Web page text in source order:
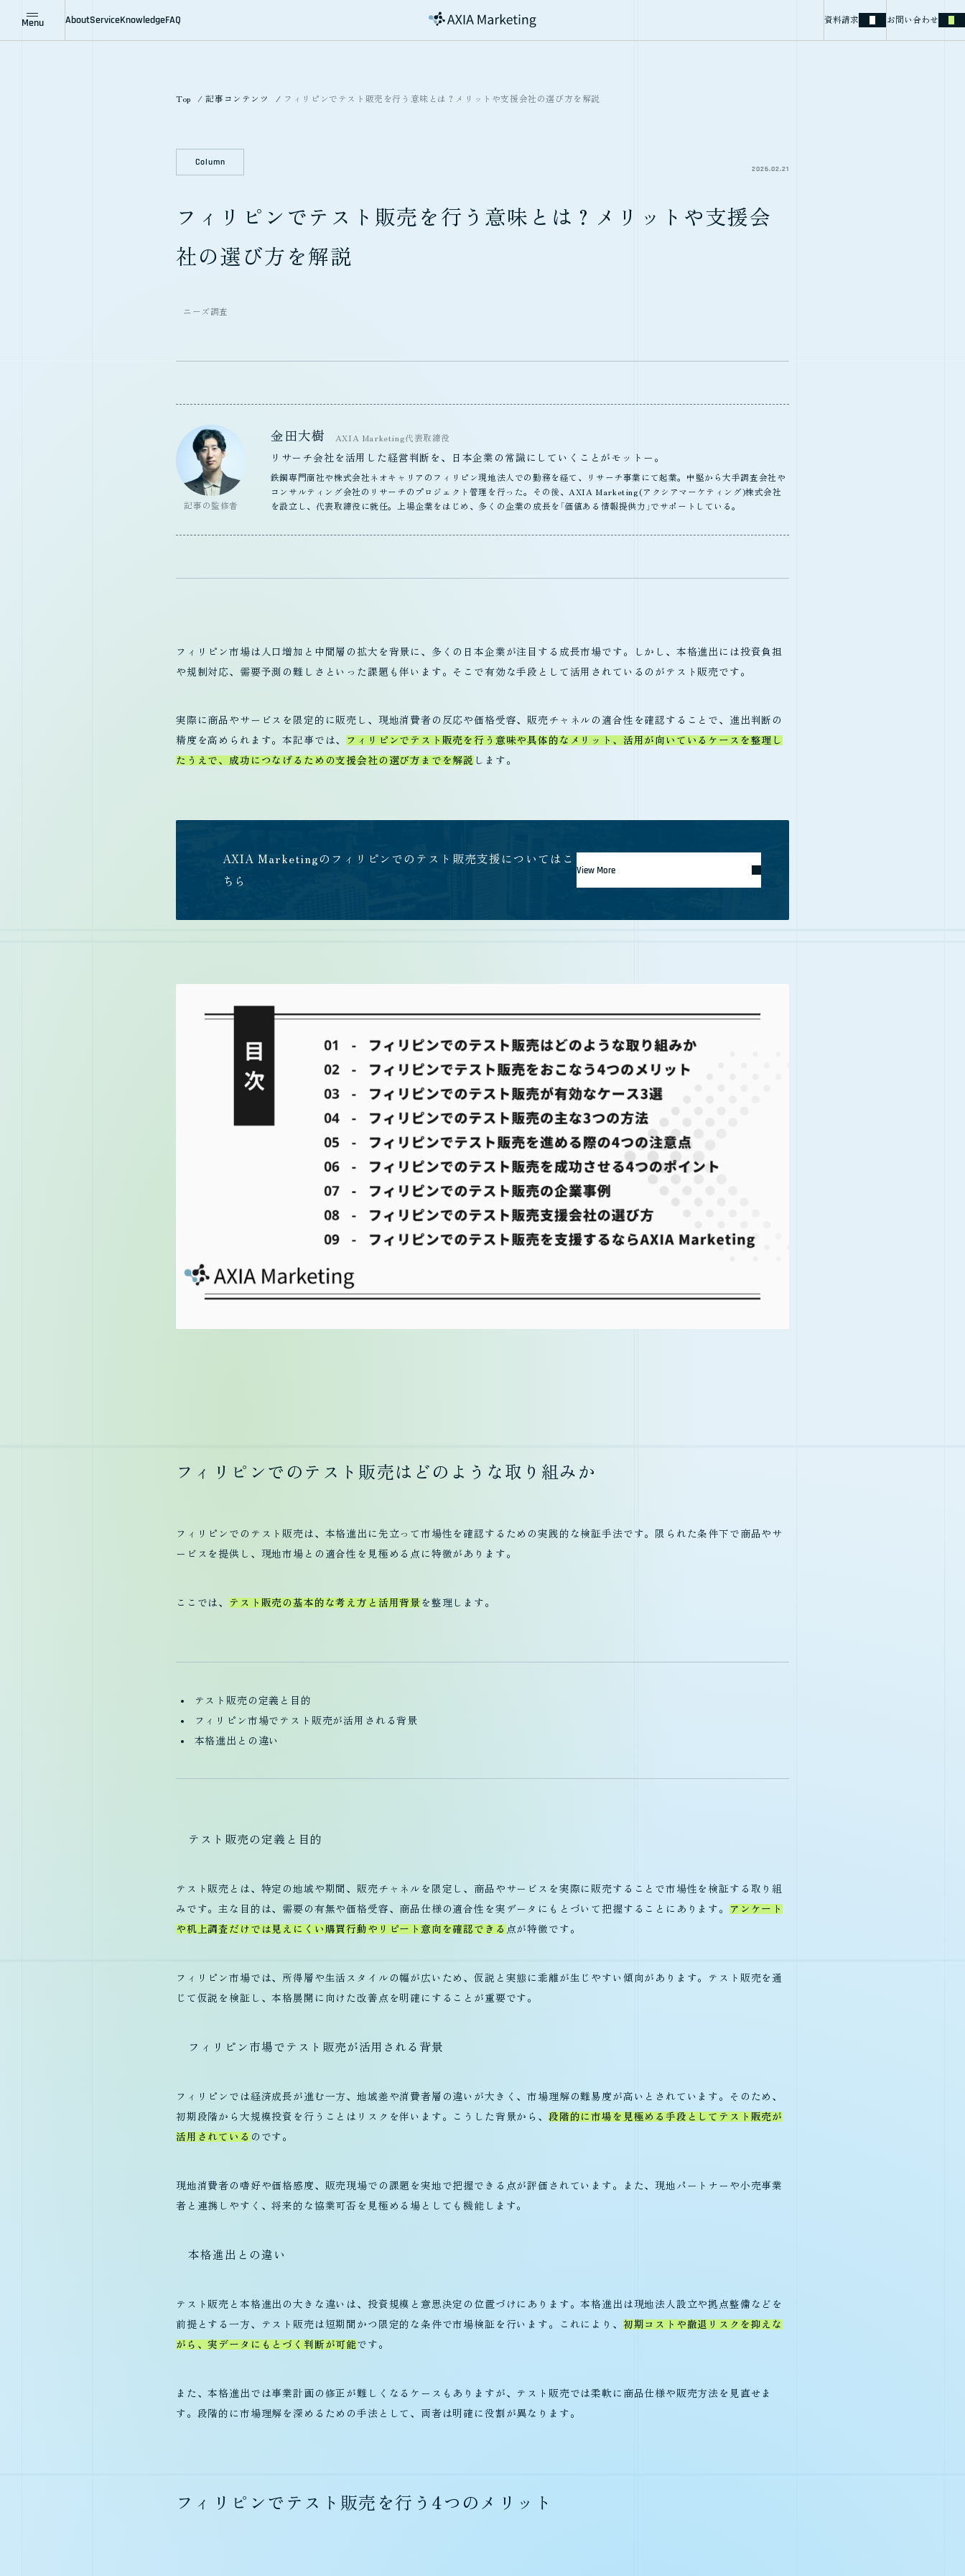
Menu AboutServiceKnowledgeFAQ 資料請求 お問い合わせ
Top 記事コンテンツ フィリピンでテスト販売を行う意味とは？メリットや支援会社の選び方を解説
Column
2026.02.21
フィリピンでテスト販売を行う意味とは？メリットや支援会
社の選び方を解説
ニーズ調査
記事の監修者
金田大樹 AXIA Marketing代表取締役
リサーチ会社を活用した経営判断を、日本企業の常識にしていくことがモットー。
鉄鋼専門商社や株式会社ネオキャリアのフィリピン現地法人での勤務を経て、リサーチ事業にて起業。中堅から大手調査会社や
コンサルティング会社のリサーチのプロジェクト管理を行った。その後、AXIA Marketing(アクシアマーケティング)株式会社
を設立し、代表取締役に就任。上場企業をはじめ、多くの企業の成長を「価値ある情報提供力」でサポートしている。
フィリピン市場は人口増加と中間層の拡大を背景に、多くの日本企業が注目する成長市場です。しかし、本格進出には投資負担
や規制対応、需要予測の難しさといった課題も伴います。そこで有効な手段として活用されているのがテスト販売です。
実際に商品やサービスを限定的に販売し、現地消費者の反応や価格受容、販売チャネルの適合性を確認することで、進出判断の
精度を高められます。本記事では、
フィリピンでテスト販売を行う意味や具体的なメリット、活用が向いているケースを整理し
たうえで、成功につなげるための支援会社の選び方までを解説 します。
AXIA Marketingのフィリピンでのテスト販売支援についてはこ
ちら
View More
フィリピンでのテスト販売はどのような取り組みか
フィリピンでのテスト販売は、本格進出に先立って市場性を確認するための実践的な検証手法です。限られた条件下で商品やサ
ービスを提供し、現地市場との適合性を見極める点に特徴があります。
ここでは、 テスト販売の基本的な考え方と活用背景 を整理します。
テスト販売の定義と目的
フィリピン市場でテスト販売が活用される背景
本格進出との違い
テスト販売の定義と目的
テスト販売とは、特定の地域や期間、販売チャネルを限定し、商品やサービスを実際に販売することで市場性を検証する取り組
みです。主な目的は、需要の有無や価格受容、商品仕様の適合性を実データにもとづいて把握することにあります。
アンケート
や机上調査だけでは見えにくい購買行動やリピート意向を確認できる 点が特徴です。
フィリピン市場では、所得層や生活スタイルの幅が広いため、仮説と実態に乖離が生じやすい傾向があります。テスト販売を通
じて仮説を検証し、本格展開に向けた改善点を明確にすることが重要です。
フィリピン市場でテスト販売が活用される背景
フィリピンでは経済成長が進む一方、地域差や消費者層の違いが大きく、市場理解の難易度が高いとされています。そのため、
初期段階から大規模投資を行うことはリスクを伴います。こうした背景から、 段階的に市場を見極める手段としてテスト販売が
活用されている のです。
現地消費者の嗜好や価格感度、販売現場での課題を実地で把握できる点が評価されています。また、現地パートナーや小売事業
者と連携しやすく、将来的な協業可否を見極める場としても機能します。
本格進出との違い
テスト販売と本格進出の大きな違いは、投資規模と意思決定の位置づけにあります。本格進出は現地法人設立や拠点整備などを
前提とする一方、テスト販売は短期間かつ限定的な条件で市場検証を行います。これにより、 初期コストや撤退リスクを抑えな
がら、実データにもとづく判断が可能です。
また、本格進出では事業計画の修正が難しくなるケースもありますが、テスト販売では柔軟に商品仕様や販売方法を見直せま
す。段階的に市場理解を深めるための手法として、両者は明確に役割が異なります。
フィリピンでテスト販売を行う4つのメリット
us
調査から戦略まで、課題に応じて一貫してサポートします。
まずはご相談ください。実行可能な意思決定を共に導きます。